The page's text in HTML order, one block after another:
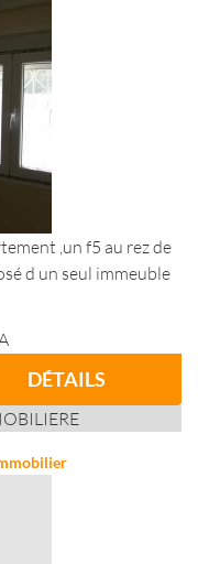
,un f5 au rez de
d un seul immeuble
DÉTAILS